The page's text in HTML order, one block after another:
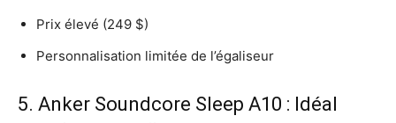
Prix élevé (249 $)
Personnalisation limitée de l’égaliseur
5. Anker Soundcore Sleep A10 : Idéal